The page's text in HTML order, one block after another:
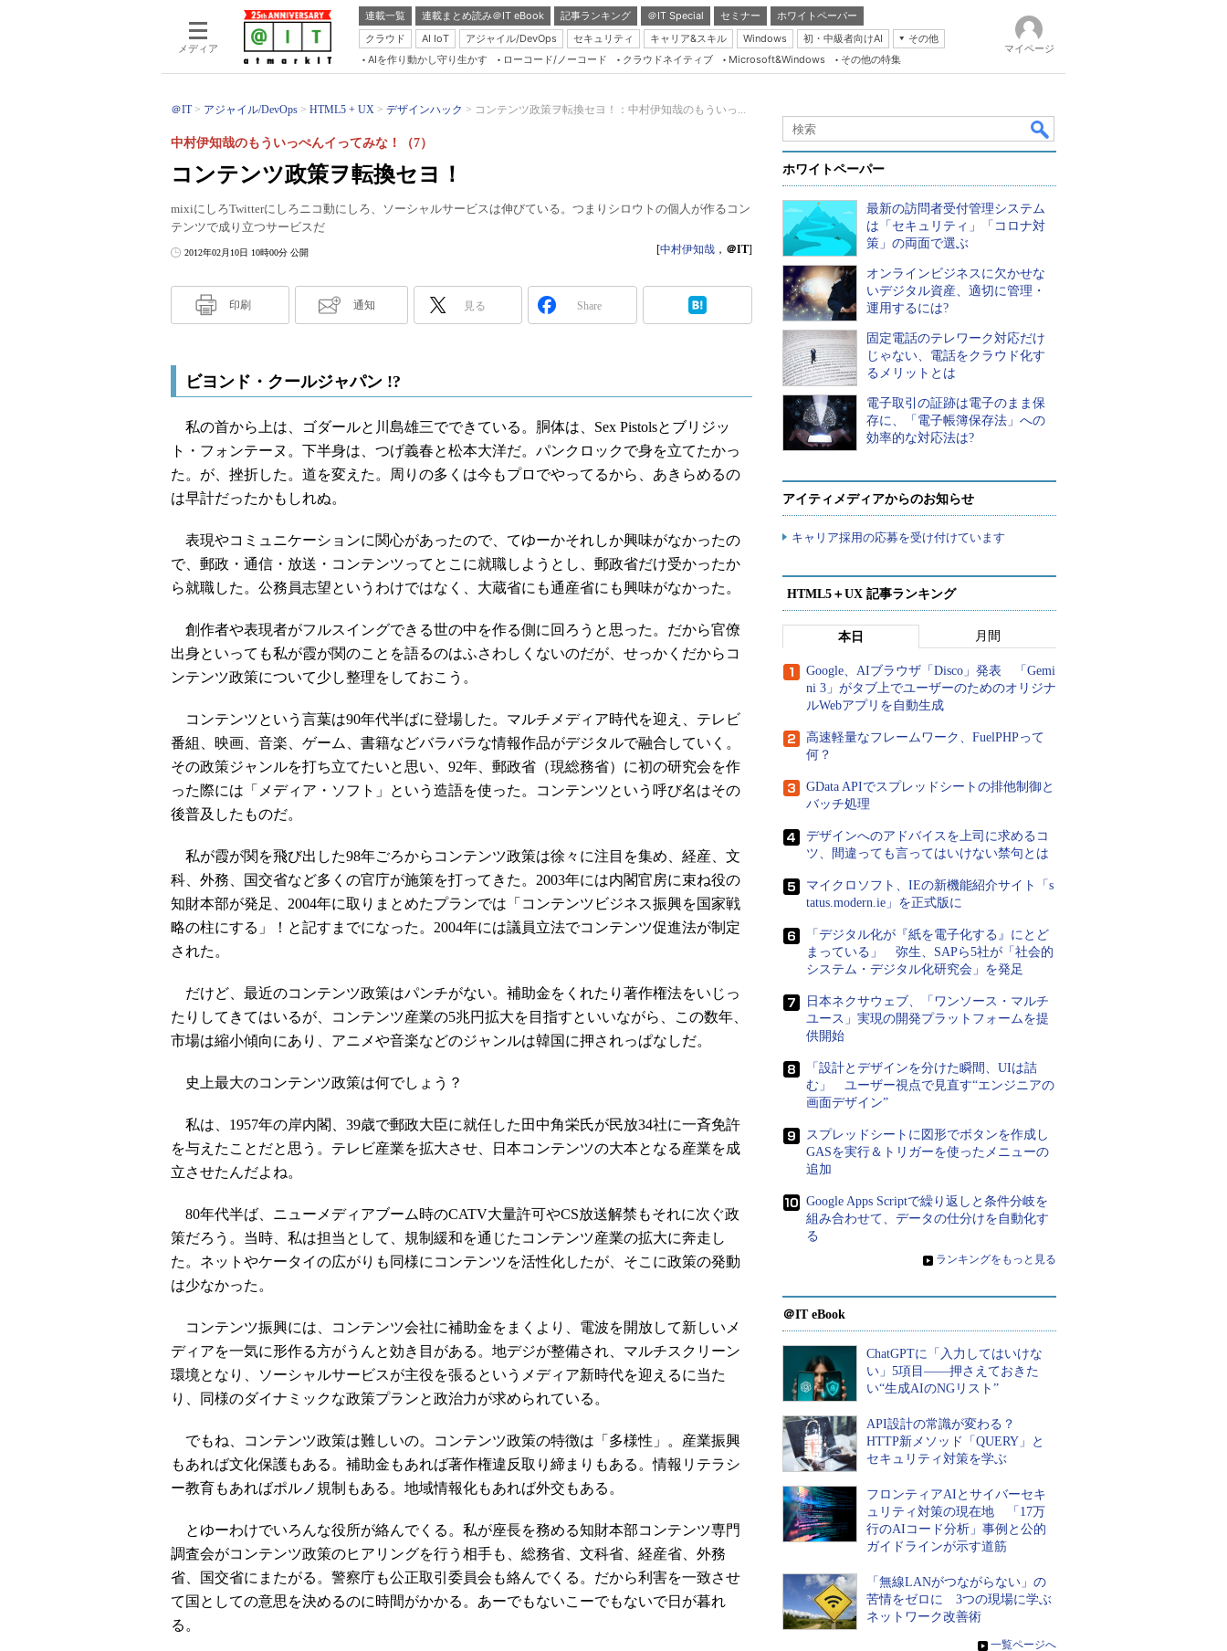
メディア
連載一覧 連載まとめ読み＠IT eBook 記事ランキング ＠IT Special セミナー
ホワイトペーパー
クラウド
AI IoT アジャイル/DevOps セキュリティ キャリア&スキル Windows 初・中級者向けAI
その他
Server & Storage
Database Expert
Linux ＆ OSS
Master of IP Network
Security & Trust
ブログ
AIを作り動かし守り生かす ローコード/ノーコード クラウドネイティブ Microsoft&Windows その他の特集
マイページ
＠IT アジャイル/DevOps HTML5 + UX デザインハック コンテンツ政策ヲ転換セヨ！：中村伊知哉のもういっ...
コンテンツ政策ヲ転換セヨ！
中村伊知哉のもういっぺんイってみな！（7）
mixiにしろTwitterにしろニコ動にしろ、ソーシャルサービスは伸びている。つまりシロウトの個人が作るコン
テンツで成り立つサービスだ
2012年02月10日 10時00分 公開 [中村伊知哉 ， ＠IT]
印刷 通知 見る Share
ビヨンド・クールジャパン !?
私の首から上は、ゴダールと川島雄三でできている。胴体は、Sex Pistolsとブリジッ
ト・フォンテーヌ。下半身は、つげ義春と松本大洋だ。パンクロックで身を立てたかっ
た。が、挫折した。道を変えた。周りの多くは今もプロでやってるから、あきらめるの
は早計だったかもしれぬ。
表現やコミュニケーションに関心があったので、てゆーかそれしか興味がなかったの
で、郵政・通信・放送・コンテンツってとこに就職しようとし、郵政省だけ受かったか
ら就職した。公務員志望というわけではなく、大蔵省にも通産省にも興味がなかった。
創作者や表現者がフルスイングできる世の中を作る側に回ろうと思った。だから官僚
出身といっても私が霞が関のことを語るのはふさわしくないのだが、せっかくだからコ
ンテンツ政策について少し整理をしておこう。
コンテンツという言葉は90年代半ばに登場した。マルチメディア時代を迎え、テレビ
番組、映画、音楽、ゲーム、書籍などバラバラな情報作品がデジタルで融合していく。
その政策ジャンルを打ち立てたいと思い、92年、郵政省（現総務省）に初の研究会を作
った際には「メディア・ソフト」という造語を使った。コンテンツという呼び名はその
後普及したものだ。
私が霞が関を飛び出した98年ごろからコンテンツ政策は徐々に注目を集め、経産、文
科、外務、国交省など多くの官庁が施策を打ってきた。2003年には内閣官房に束ね役の
知財本部が発足、2004年に取りまとめたプランでは「コンテンツビジネス振興を国家戦
略の柱にする」！と記すまでになった。2004年には議員立法でコンテンツ促進法が制定
された。
だけど、最近のコンテンツ政策はパンチがない。補助金をくれたり著作権法をいじっ
たりしてきてはいるが、コンテンツ産業の5兆円拡大を目指すといいながら、この数年、
市場は縮小傾向にあり、アニメや音楽などのジャンルは韓国に押されっぱなしだ。
史上最大のコンテンツ政策は何でしょう？
私は、1957年の岸内閣、39歳で郵政大臣に就任した田中角栄氏が民放34社に一斉免許
を与えたことだと思う。テレビ産業を拡大させ、日本コンテンツの大本となる産業を成
立させたんだよね。
80年代半ば、ニューメディアブーム時のCATV大量許可やCS放送解禁もそれに次ぐ政
策だろう。当時、私は担当として、規制緩和を通じたコンテンツ産業の拡大に奔走し
た。ネットやケータイの広がりも同様にコンテンツを活性化したが、そこに政策の発動
は少なかった。
コンテンツ振興には、コンテンツ会社に補助金をまくより、電波を開放して新しいメ
ディアを一気に形作る方がうんと効き目がある。地デジが整備され、マルチスクリーン
環境となり、ソーシャルサービスが主役を張るというメディア新時代を迎えるに当た
り、同様のダイナミックな政策プランと政治力が求められている。
でもね、コンテンツ政策は難しいの。コンテンツ政策の特徴は「多様性」。産業振興
もあれば文化保護もある。補助金もあれば著作権違反取り締まりもある。情報リテラシ
ー教育もあればポルノ規制もある。地域情報化もあれば外交もある。
とゆーわけでいろんな役所が絡んでくる。私が座長を務める知財本部コンテンツ専門
調査会がコンテンツ政策のヒアリングを行う相手も、総務省、文科省、経産省、外務
省、国交省にまたがる。警察庁も公正取引委員会も絡んでくる。だから利害を一致させ
て国としての意思を決めるのに時間がかかる。あーでもないこーでもないで日が暮れ
る。
ホワイトペーパー
最新の訪問者受付管理システム
は「セキュリティ」「コロナ対
策」の両面で選ぶ
オンラインビジネスに欠かせな
いデジタル資産、適切に管理・
運用するには?
固定電話のテレワーク対応だけ
じゃない、電話をクラウド化す
るメリットとは
電子取引の証跡は電子のまま保
存に、「電子帳簿保存法」への
効率的な対応法は?
アイティメディアからのお知らせ
キャリア採用の応募を受け付けています
HTML5＋UX 記事ランキング
本日 月間
Google、AIブラウザ「Disco」発表 「Gemi
ni 3」がタブ上でユーザーのためのオリジナ
ルWebアプリを自動生成
高速軽量なフレームワーク、FuelPHPって
何？
GData APIでスプレッドシートの排他制御と
バッチ処理
デザインへのアドバイスを上司に求めるコ
ツ、間違っても言ってはいけない禁句とは
マイクロソフト、IEの新機能紹介サイト「s
tatus.modern.ie」を正式版に
「デジタル化が『紙を電子化する』にとど
まっている」 弥生、SAPら5社が「社会的
システム・デジタル化研究会」を発足
日本ネクサウェブ、「ワンソース・マルチ
ユース」実現の開発プラットフォームを提
供開始
「設計とデザインを分けた瞬間、UIは詰
む」 ユーザー視点で見直す“エンジニアの
画面デザイン”
スプレッドシートに図形でボタンを作成し
GASを実行＆トリガーを使ったメニューの
追加
Google Apps Scriptで繰り返しと条件分岐を
組み合わせて、データの仕分けを自動化す
る
» ランキングをもっと見る
＠IT eBook
ChatGPTに「入力してはいけな
い」5項目――押さえておきた
い“生成AIのNGリスト”
API設計の常識が変わる？
HTTP新メソッド「QUERY」と
セキュリティ対策を学ぶ
フロンティアAIとサイバーセキ
ュリティ対策の現在地 「17万
行のAIコード分析」事例と公的
ガイドラインが示す道筋
「無線LANがつながらない」の
苦情をゼロに 3つの現場に学ぶ
ネットワーク改善術
» 一覧ページへ